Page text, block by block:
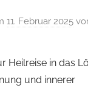
11. Februar 2025
Heilreise in das
und innerer